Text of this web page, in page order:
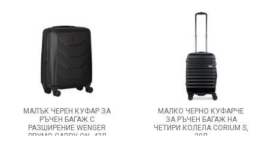
МАЛЪК ЧЕРЕН КУФАР ЗА
РЪЧЕН БАГАЖ С
РАЗШИРЕНИЕ WENGER
PRYMO CARRY-ON, 43Л
МАЛКО ЧЕРНО КУФАРЧЕ
ЗА РЪЧЕН БАГАЖ НА
ЧЕТИРИ КОЛЕЛА CORIUM S,
30Л